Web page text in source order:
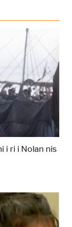
i ri i Nolan nis